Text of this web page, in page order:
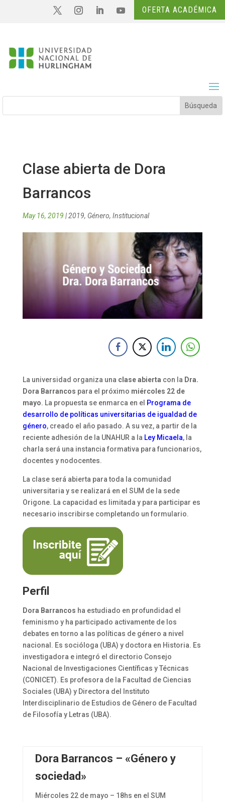
OFERTA ACADÉMICA
Clase abierta de Dora
Barrancos
May 16, 2019 |2019, Género, Institucional
La universidad organiza una clase abierta con la Dra.
Dora Barrancos para el próximo miércoles 22 de
mayo. La propuesta se enmarca en el Programa de
desarrollo de políticas universitarias de igualdad de
género, creado el año pasado. A su vez, a partir de la
reciente adhesión de la UNAHUR a la Ley Micaela, la
charla será una instancia formativa para funcionarios,
docentes y nodocentes.
La clase será abierta para toda la comunidad
universitaria y se realizará en el SUM de la sede
Origone. La capacidad es limitada y para participar es
necesario inscribirse completando un formulario.
Perfil
Dora Barrancos ha estudiado en profundidad el
feminismo y ha participado activamente de los
debates en torno a las políticas de género a nivel
nacional. Es socióloga (UBA) y doctora en Historia. Es
investigadora e integró el directorio Consejo
Nacional de Investigaciones Científicas y Técnicas
(CONICET). Es profesora de la Facultad de Ciencias
Sociales (UBA) y Directora del Instituto
Interdisciplinario de Estudios de Género de Facultad
de Filosofía y Letras (UBA).
Dora Barrancos – «Género y
sociedad»
Miércoles 22 de mayo – 18hs en el SUM